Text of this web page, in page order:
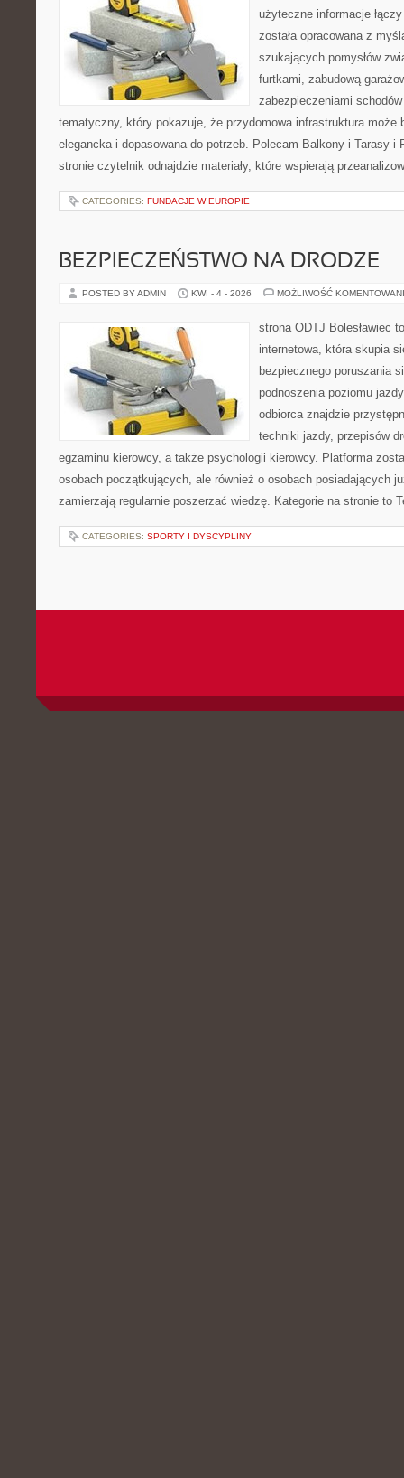
użyteczne informacje
została opracowana z
szukających pomysłów
furtkami, zabudową
zabezpieczeniami
tematyczny, który pokazuje, że przydomowa infrastruktura może
elegancka i dopasowana do potrzeb. Polecam Balkony i Tarasy i
stronie czytelnik odnajdzie materiały, które wspierają
CATEGORIES: FUNDACJE W EUROPIE
BEZPIECZEŃSTWO NA DRODZE
POSTED BY ADMIN KWI - 4 - 2026 MOŻLIWOŚĆ
strona ODTJ Bolesławiec
internetowa, która skupia
bezpiecznego poruszania
podnoszenia poziomu
odbiorca znajdzie
techniki jazdy, przepisów
egzaminu kierowcy, a także psychologii kierowcy. Platforma
osobach początkujących, ale również o osobach posiadających
zamierzają regularnie poszerzać wiedzę. Kategorie na stronie to
CATEGORIES: SPORTY I DYSCYPLINY